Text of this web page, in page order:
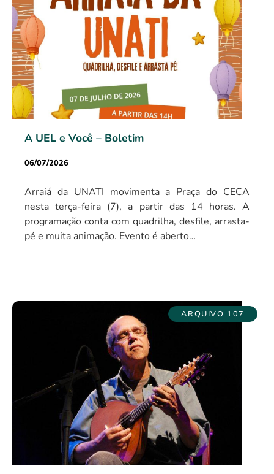
A UEL e Você – Boletim
06/07/2026
Arraiá da UNATI movimenta a Praça do CECA
nesta terça-feira (7), a partir das 14 horas. A
programação conta com quadrilha, desfile, arrasta-
pé e muita animação. Evento é aberto…
ARQUIVO 107